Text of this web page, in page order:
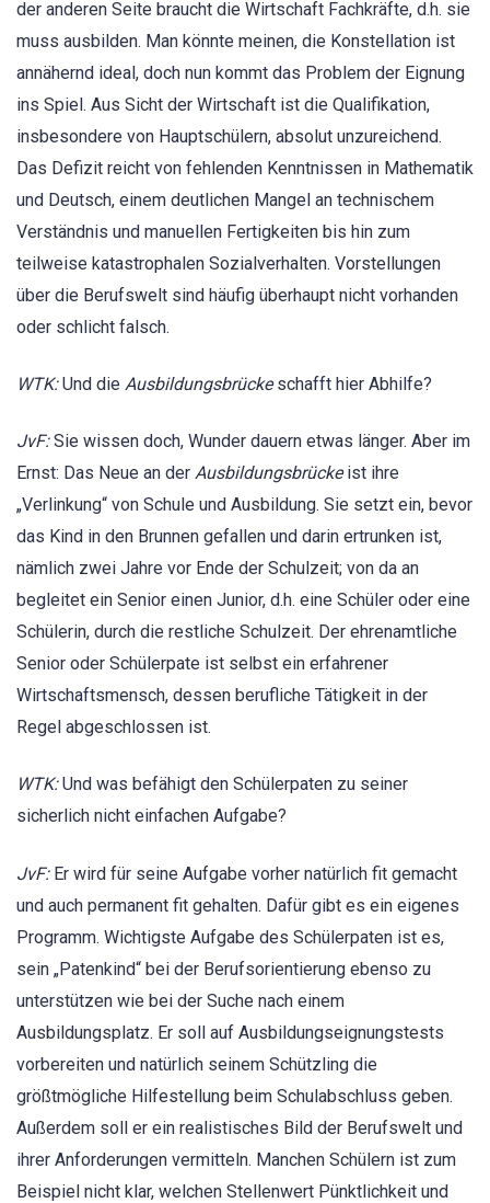
der anderen Seite braucht die Wirtschaft Fachkräfte, d.h. sie
muss ausbilden. Man könnte meinen, die Konstellation ist
annähernd ideal, doch nun kommt das Problem der Eignung
ins Spiel. Aus Sicht der Wirtschaft ist die Qualifikation,
insbesondere von Hauptschülern, absolut unzureichend.
Das Defizit reicht von fehlenden Kenntnissen in Mathematik
und Deutsch, einem deutlichen Mangel an technischem
Verständnis und manuellen Fertigkeiten bis hin zum
teilweise katastrophalen Sozialverhalten. Vorstellungen
über die Berufswelt sind häufig überhaupt nicht vorhanden
oder schlicht falsch.
WTK:Und die Ausbildungsbrückeschafft hier Abhilfe?
JvF:Sie wissen doch, Wunder dauern etwas länger. Aber im
Ernst: Das Neue an der Ausbildungsbrückeist ihre
„Verlinkung“ von Schule und Ausbildung. Sie setzt ein, bevor
das Kind in den Brunnen gefallen und darin ertrunken ist,
nämlich zwei Jahre vor Ende der Schulzeit; von da an
begleitet ein Senior einen Junior, d.h. eine Schüler oder eine
Schülerin, durch die restliche Schulzeit. Der ehrenamtliche
Senior oder Schülerpate ist selbst ein erfahrener
Wirtschaftsmensch, dessen berufliche Tätigkeit in der
Regel abgeschlossen ist.
WTK:Und was befähigt den Schülerpaten zu seiner
sicherlich nicht einfachen Aufgabe?
JvF: Er wird für seine Aufgabe vorher natürlich fit gemacht
und auch permanent fit gehalten. Dafür gibt es ein eigenes
Programm. Wichtigste Aufgabe des Schülerpaten ist es,
sein „Patenkind“ bei der Berufsorientierung ebenso zu
unterstützen wie bei der Suche nach einem
Ausbildungsplatz. Er soll auf Ausbildungseignungstests
vorbereiten und natürlich seinem Schützling die
größtmögliche Hilfestellung beim Schulabschluss geben.
Außerdem soll er ein realistisches Bild der Berufswelt und
ihrer Anforderungen vermitteln. Manchen Schülern ist zum
Beispiel nicht klar, welchen Stellenwert Pünktlichkeit und